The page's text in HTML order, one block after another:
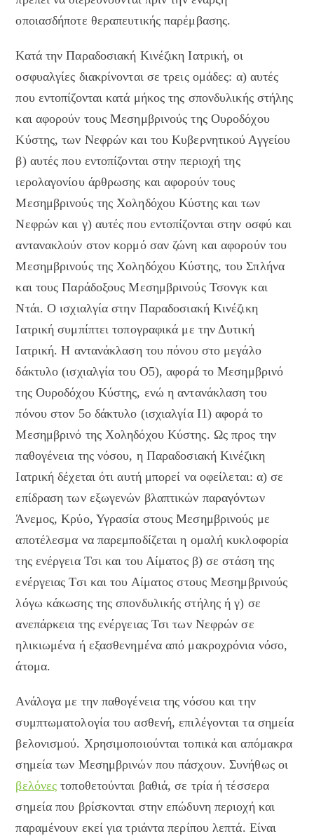
οποιασδήποτε θεραπευτικής παρέμβασης.
Κατά την Παραδοσιακή Κινέζικη Ιατρική, οι
οσφυαλγίες διακρίνονται σε τρεις ομάδες: α) αυτές
που εντοπίζονται κατά μήκος της σπονδυλικής στήλης
και αφορούν τους Μεσημβρινούς της Ουροδόχου
Κύστης, των Νεφρών και του Κυβερνητικού Αγγείου
β) αυτές που εντοπίζονται στην περιοχή της
ιερολαγονίου άρθρωσης και αφορούν τους
Μεσημβρινούς της Χοληδόχου Κύστης και των
Νεφρών και γ) αυτές που εντοπίζονται στην οσφύ και
αντανακλούν στον κορμό σαν ζώνη και αφορούν του
Μεσημβρινούς της Χοληδόχου Κύστης, του Σπλήνα
και τους Παράδοξους Μεσημβρινούς Τσονγκ και
Ντάι. Ο ισχιαλγία στην Παραδοσιακή Κινέζικη
Ιατρική συμπίπτει τοπογραφικά με την Δυτική
Ιατρική. Η αντανάκλαση του πόνου στο μεγάλο
δάκτυλο (ισχιαλγία του Ο5), αφορά το Μεσημβρινό
της Ουροδόχου Κύστης, ενώ η αντανάκλαση του
πόνου στον 5ο δάκτυλο (ισχιαλγία Ι1) αφορά το
Μεσημβρινό της Χοληδόχου Κύστης. Ως προς την
παθογένεια της νόσου, η Παραδοσιακή Κινέζικη
Ιατρική δέχεται ότι αυτή μπορεί να οφείλεται: α) σε
επίδραση των εξωγενών βλαπτικών παραγόντων
Άνεμος, Κρύο, Υγρασία στους Μεσημβρινούς με
αποτέλεσμα να παρεμποδίζεται η ομαλή κυκλοφορία
της ενέργεια Τσι και του Αίματος β) σε στάση της
ενέργειας Τσι και του Αίματος στους Μεσημβρινούς
λόγω κάκωσης της σπονδυλικής στήλης ή γ) σε
ανεπάρκεια της ενέργειας Τσι των Νεφρών σε
ηλικιωμένα ή εξασθενημένα από μακροχρόνια νόσο,
άτομα.
Ανάλογα με την παθογένεια της νόσου και την
συμπτωματολογία του ασθενή, επιλέγονται τα σημεία
βελονισμού. Χρησιμοποιούνται τοπικά και απόμακρα
σημεία των Μεσημβρινών που πάσχουν. Συνήθως οι
βελόνες τοποθετούνται βαθιά, σε τρία ή τέσσερα
σημεία που βρίσκονται στην επώδυνη περιοχή και
παραμένουν εκεί για τριάντα περίπου λεπτά. Είναι